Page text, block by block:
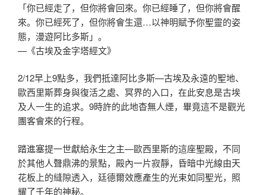
「你已經走了，但你將會回來。你已經睡了，但你將會醒
來。你已經死了，但你將會生還…以神明賦予你聖靈的姿
態，漫遊阿比多斯」。
—《古埃及金字塔經文》
2/12早上9點多，我們抵達阿比多斯—古埃及永遠的聖地、
歐西里斯葬身與復活之處、冥界的入口，在此安息是古埃
及人一生的追求。9時許的此地杳無人煙，畢竟這不是觀光
團客會來的行程。
踏進塞提一世獻給永生之主—歐西里斯的這座聖殿，不同
於其他人聲鼎沸的景點，殿內一片寂靜，昏暗中光線由天
花板上的縫隙透入，廷德爾效應產生的光束如同聖光，照
耀了千年的神秘。